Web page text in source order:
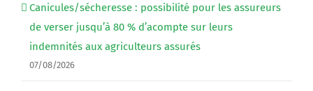
Canicules/sécheresse : possibilité pour les assureurs
de verser jusqu’à 80 % d’acompte sur leurs
indemnités aux agriculteurs assurés
07/08/2026